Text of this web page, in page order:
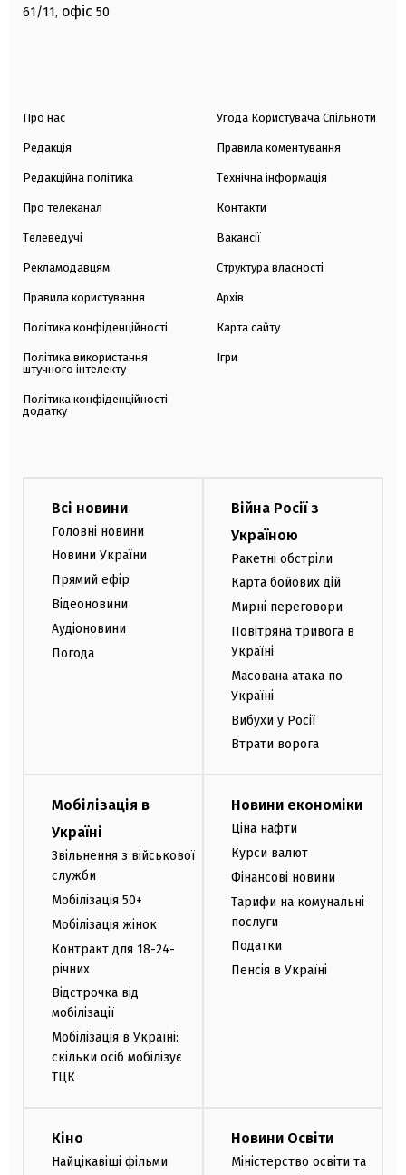
61/11, офіс 50
Про нас
Редакція
Редакційна політика
Про телеканал
Телеведучі
Рекламодавцям
Правила користування
Політика конфіденційності
Політика використання
штучного інтелекту
Політика конфіденційності
додатку
Угода Користувача Спільноти
Правила коментування
Технічна інформація
Контакти
Вакансії
Структура власності
Архів
Карта сайту
Ігри
Всі новини
Головні новини
Новини України
Прямий ефір
Відеоновини
Аудіоновини
Погода
Війна Росії з
Україною
Ракетні обстріли
Карта бойових дій
Мирні переговори
Повітряна тривога в
Україні
Масована атака по
Україні
Вибухи у Росії
Втрати ворога
Мобілізація в
Україні
Звільнення з військової
служби
Мобілізація 50+
Мобілізація жінок
Контракт для 18-24-
річних
Відстрочка від
мобілізації
Мобілізація в Україні:
скільки осіб мобілізує
ТЦК
Новини економіки
Ціна нафти
Курси валют
Фінансові новини
Тарифи на комунальні
послуги
Податки
Пенсія в Україні
Кіно
Найцікавіші фільми
Новини Освіти
Міністерство освіти та